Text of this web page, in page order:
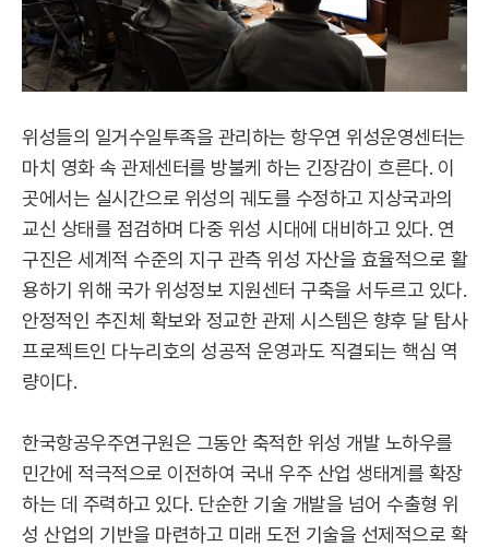
위성들의 일거수일투족을 관리하는 항우연 위성운영센터는
마치 영화 속 관제센터를 방불케 하는 긴장감이 흐른다. 이
곳에서는 실시간으로 위성의 궤도를 수정하고 지상국과의
교신 상태를 점검하며 다중 위성 시대에 대비하고 있다. 연
구진은 세계적 수준의 지구 관측 위성 자산을 효율적으로 활
용하기 위해 국가 위성정보 지원센터 구축을 서두르고 있다.
안정적인 추진체 확보와 정교한 관제 시스템은 향후 달 탐사
프로젝트인 다누리호의 성공적 운영과도 직결되는 핵심 역
량이다.
한국항공우주연구원은 그동안 축적한 위성 개발 노하우를
민간에 적극적으로 이전하여 국내 우주 산업 생태계를 확장
하는 데 주력하고 있다. 단순한 기술 개발을 넘어 수출형 위
성 산업의 기반을 마련하고 미래 도전 기술을 선제적으로 확